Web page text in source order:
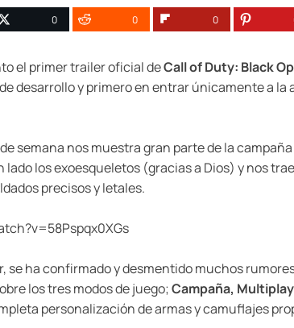
0 0 0
el primer trailer oficial deCall of Duty: Black
desarrollo y primero en entrar únicamente a
semana nos muestra gran parte de la
lado los exoesqueletos (gracias a Dios) y nos
precisos y letales.
se ha confirmado y desmentido muchos
los tres modos de juego;Campaña,
personalización de armas y camuflajes